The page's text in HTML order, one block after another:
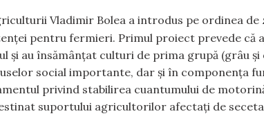
Vladimir Bolea a introdus pe ordinea de
pentru fermieri. Primul proiect prevede că
au însămânțat culturi de prima grupă (grâu și
social importante, dar și în componența
privind stabilirea cuantumului de
suportului agricultorilor afectați de